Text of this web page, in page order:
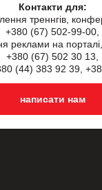
Контакти для:
треннгів,
+380 (67) 502-99-00,
реклами на
+380 (67) 502 30 13,
(44) 383 92 39,
написати нам